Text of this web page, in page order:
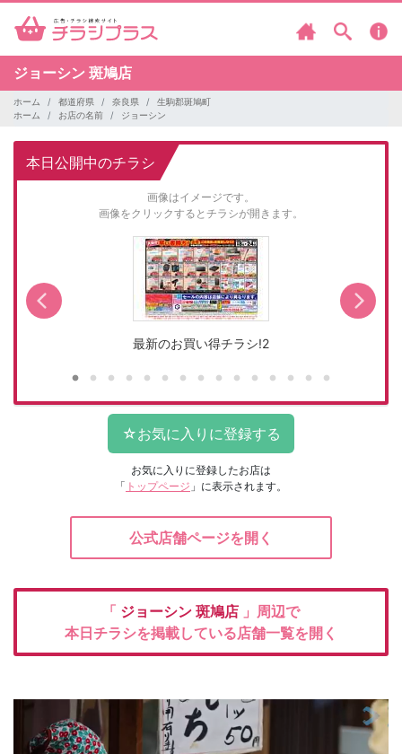
ジョーシン 斑鳩店
ホーム 都道府県 奈良県
生駒郡斑鳩町
ホーム
お店の名前 ジョーシン
本日公開中のチラシ
画像はイメージです。
画像をクリックするとチラシが開きます。
最新のお買い得チラシ!2
お気に入りに登録したお店は
「 トップページ 」に表示されます。
公式店舗ページを開く
「 ジョーシン 斑鳩店 」周辺で
本日チラシを掲載している店舗一覧を開く